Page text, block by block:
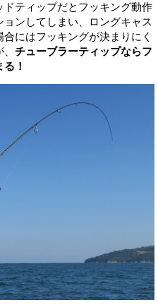
ドティップだとフッキング動作
ンしてしまい、ロングキャス
にはフッキングが決まりにく
チューブラーティップならフ
！